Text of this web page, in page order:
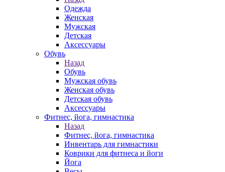
Одежда
Женская
Мужская
Детская
Аксессуары
Обувь
Назад
Обувь
Мужская обувь
Женская обувь
Детская обувь
Аксессуары
Фитнес, йога, гимнастика
Назад
Фитнес, йога, гимнастика
Инвентарь для гимнастики
Коврики для фитнеса и йоги
Йога